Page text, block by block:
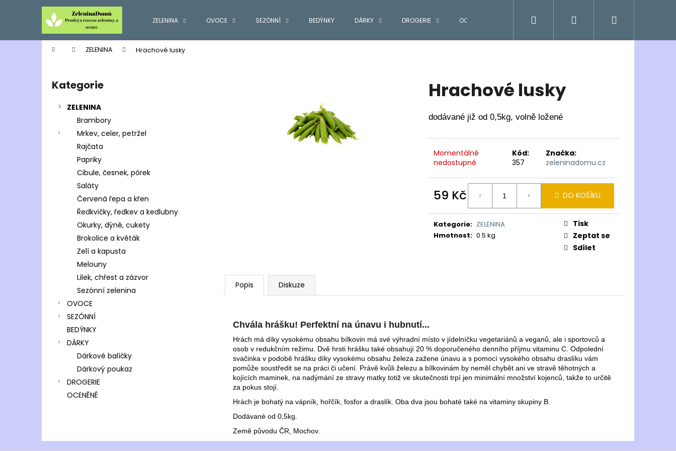
ZELENINA OVOCE SEZÓNNÍ BEDÝNKY DÁRKY DROGERIE OCENĚNÉ Přihlášení
Domů ZELENINA Hrachové lusky
Přeskočit
kategorie
Kategorie
ZELENINA
Brambory
Mrkev, celer, petržel
Rajčata
Papriky
Cibule, česnek, pórek
Saláty
Červená řepa a křen
Ředkvičky, ředkev a kedlubny
Okurky, dýně, cukety
Brokolice a květák
Zelí a kapusta
Melouny
Lilek, chřest a zázvor
Sezónní zelenina
OVOCE
SEZÓNNÍ
BEDÝNKY
DÁRKY
Dárkové balíčky
Dárkový poukaz
DROGERIE
OCENĚNÉ
Hrachové lusky
dodávané již od 0,5kg, volně ložené
Momentálně
nedostupné
Kód:
357
Značka:
zeleninadomu.cz
59 Kč
cena:
DO KOŠÍKU
Kategorie: ZELENINA
Hmotnost: 0.5 kg
Tisk
Zeptat se
Sdílet
Popis Diskuze
Chvála hrášku! Perfektní na únavu i hubnutí...
Hrách má díky vysokému obsahu bílkovin má své výhradní místo v jídelníčku vegetariánů a veganů, ale i sportovců a
osob v redukčním režimu. Dvě hrsti hrášku také obsahují 20 % doporučeného denního příjmu vitaminu C. Odpolední
svačinka v podobě hrášku díky vysokému obsahu železa zažene únavu a s pomocí vysokého obsahu draslíku vám
pomůže soustředit se na práci či učení. Právě kvůli železu a bílkovinám by neměl chybět ani ve stravě těhotných a
kojících maminek, na nadýmání ze stravy matky totiž ve skutečnosti trpí jen minimální množství kojenců, takže to určitě
za pokus stojí.
Hrách je bohatý na vápník, hořčík, fosfor a draslík. Oba dva jsou bohaté také na vitaminy skupiny B.
Dodávané od 0,5kg.
Země původu ČR, Mochov.
í
Zpět
do
Zpět
do
Doporučujeme